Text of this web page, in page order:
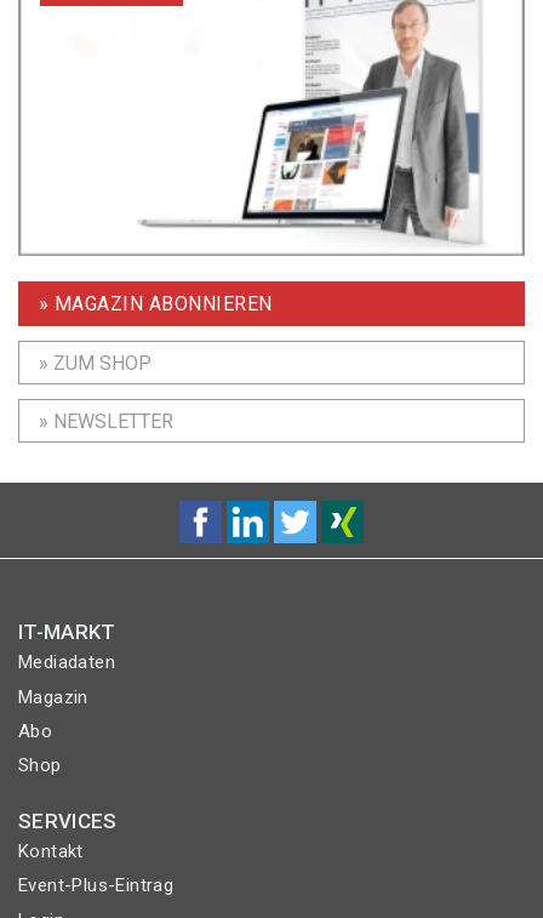
» MAGAZIN ABONNIEREN
» ZUM SHOP
» NEWSLETTER
IT-MARKT
Mediadaten
Magazin
Abo
Shop
SERVICES
Kontakt
Event-Plus-Eintrag